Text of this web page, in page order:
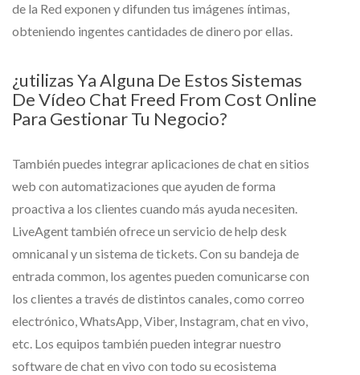
de la Red exponen y difunden tus imágenes íntimas,
obteniendo ingentes cantidades de dinero por ellas.
¿utilizas Ya Alguna De Estos Sistemas
De Vídeo Chat Freed From Cost Online
Para Gestionar Tu Negocio?
También puedes integrar aplicaciones de chat en sitios
web con automatizaciones que ayuden de forma
proactiva a los clientes cuando más ayuda necesiten.
LiveAgent también ofrece un servicio de help desk
omnicanal y un sistema de tickets. Con su bandeja de
entrada common, los agentes pueden comunicarse con
los clientes a través de distintos canales, como correo
electrónico, WhatsApp, Viber, Instagram, chat en vivo,
etc. Los equipos también pueden integrar nuestro
software de chat en vivo con todo su ecosistema